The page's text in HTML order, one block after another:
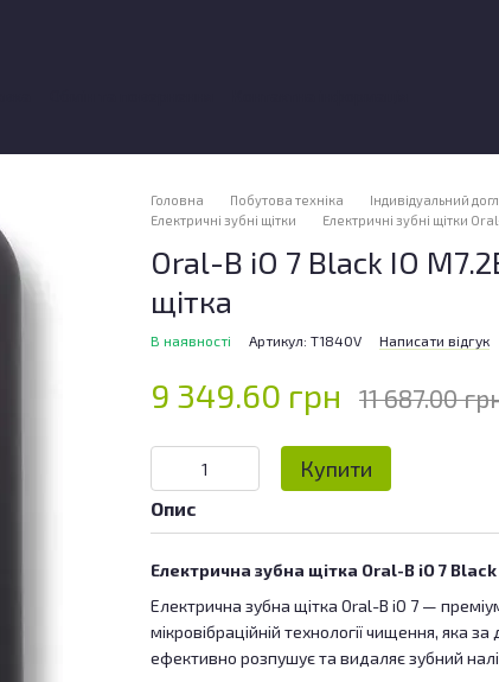
Головна Побутова техніка Індивідуальний
Електричні зубні щітки
Електричні зубні щітки
Oral-B iO 7 Black IO
щітка
В наявності Артикул: T1840V Написати відгук
9 349.60 грн 11 687.00
Купити
Опис
Електрична зубна щітка Oral-B iO 7 Black
Електрична зубна щітка Oral-B iO 7 —
мікровібраційній технології чищення, яка
ефективно розпушує та видаляє зубний